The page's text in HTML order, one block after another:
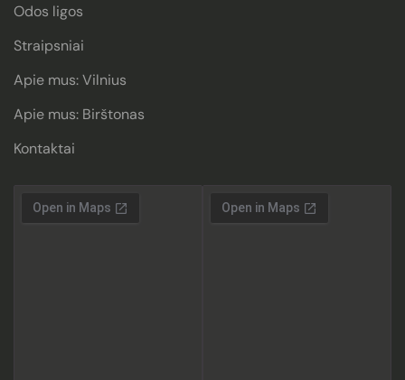
Odos ligos
Straipsniai
Apie mus: Vilnius
Apie mus: Birštonas
Kontaktai